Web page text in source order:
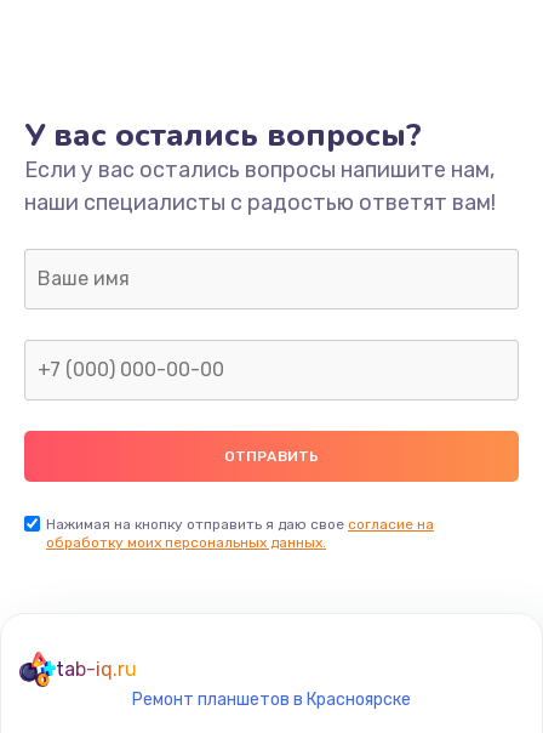
Ремонт динамика
400 руб.
Заказать
Замена дисплея
1200 руб.
Заказать
Замена тачпада
У вас остались вопросы?
Если у вас остались вопросы напишите нам,
наши специалисты с радостью ответят вам!
Нажимая на кнопку отправить я даю свое согласие на
обработку моих персональных данных.
tab-iq.ru
Ремонт планшетов в Красноярске